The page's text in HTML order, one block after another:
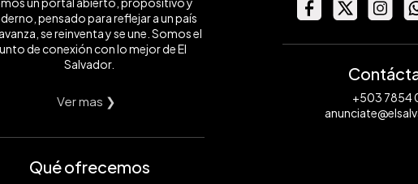
pensado para reflejar a un país
se reinventa y se une. Somos el
de conexión con lo mejor de El
Salvador.
Ver mas ❯
Qué ofrecemos
+503 7854